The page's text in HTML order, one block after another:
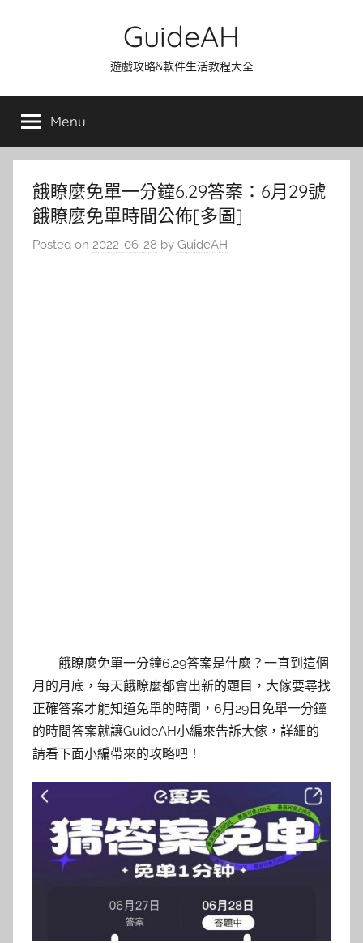
GuideAH
遊戲攻略&軟件生活教程大全
Menu
餓瞭麼免單一分鐘6.29答案：6月29號
餓瞭麼免單時間公佈[多圖]
Posted on 2022-06-28 by GuideAH
餓瞭麼免單一分鐘6.29答案是什麼？一直到這個
月的月底，每天餓瞭麼都會出新的題目，大傢要尋找
正確答案才能知道免單的時間，6月29日免單一分鐘
的時間答案就讓GuideAH小編來告訴大傢，詳細的
請看下面小編帶來的攻略吧！